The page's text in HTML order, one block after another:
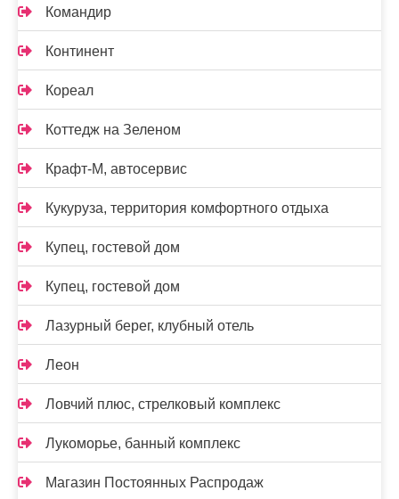
Командир
Континент
Кореал
Коттедж на Зеленом
Крафт-М, автосервис
Кукуруза, территория комфортного отдыха
Купец, гостевой дом
Купец, гостевой дом
Лазурный берег, клубный отель
Леон
Ловчий плюс, стрелковый комплекс
Лукоморье, банный комплекс
Магазин Постоянных Распродаж